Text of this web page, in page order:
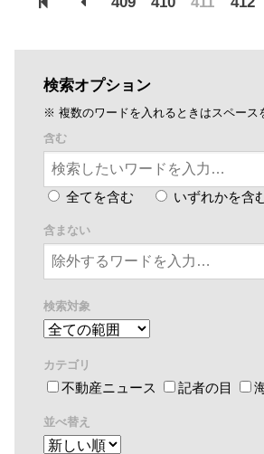
検索オプション
※ 複数のワードを入れるときはスペース
含む
全てを含む いずれかを含
含まない
検索対象
カテゴリ
不動産ニュース 記者の目
並べ替え